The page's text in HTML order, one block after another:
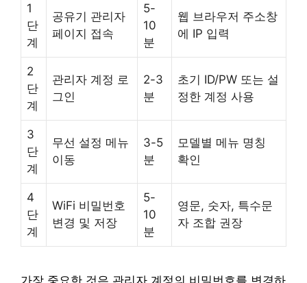
1
단
계
공유기 관리자
페이지 접속
5-
10
분
웹 브라우저 주소창
에 IP 입력
2
단
계
관리자 계정 로
그인
2-3
분
초기 ID/PW 또는 설
정한 계정 사용
3
단
계
무선 설정 메뉴
이동
3-5
분
모델별 메뉴 명칭
확인
4
단
계
WiFi 비밀번호
변경 및 저장
5-
10
분
영문, 숫자, 특수문
자 조합 권장